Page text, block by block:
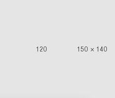
120 150 × 140